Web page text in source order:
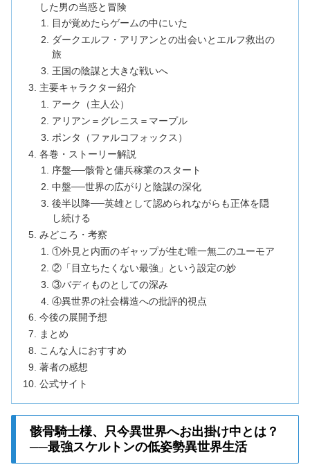
した男の当惑と冒険
目が覚めたらゲームの中にいた
ダークエルフ・アリアンとの出会いとエルフ救出の
旅
王国の陰謀と大きな戦いへ
主要キャラクター紹介
アーク（主人公）
アリアン＝グレニス＝マープル
ポンタ（ファルコフォックス）
各巻・ストーリー解説
序盤──骸骨と傭兵稼業のスタート
中盤──世界の広がりと陰謀の深化
後半以降──英雄として認められながらも正体を隠
し続ける
みどころ・考察
①外見と内面のギャップが生む唯一無二のユーモア
②「目立ちたくない最強」という設定の妙
③バディものとしての深み
④異世界の社会構造への批評的視点
今後の展開予想
まとめ
こんな人におすすめ
著者の感想
公式サイト
骸骨騎士様、只今異世界へお出掛け中とは？
──最強スケルトンの低姿勢異世界生活